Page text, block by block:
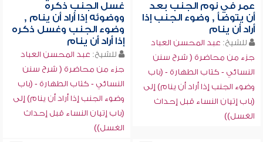
عمر في نوم الجنب بعد
أن يتوضأ , وضوء الجنب إذا
أراد أن ينام
للشيخ: عبد المحسن العباد
جزء من محاضرة ( شرح سنن
النسائي - كتاب الطهارة - (باب
وضوء الجنب إذا أراد أن ينام) إلى
(باب إتيان النساء قبل إحداث
الغسل))
غسل الجنب ذكره
ووضوئه إذا أراد أن ينام ,
وضوء الجنب وغسل ذكره
إذا أراد أن ينام
للشيخ: عبد المحسن العباد
جزء من محاضرة ( شرح سنن
النسائي - كتاب الطهارة - (باب
وضوء الجنب إذا أراد أن ينام) إلى
(باب إتيان النساء قبل إحداث
الغسل))